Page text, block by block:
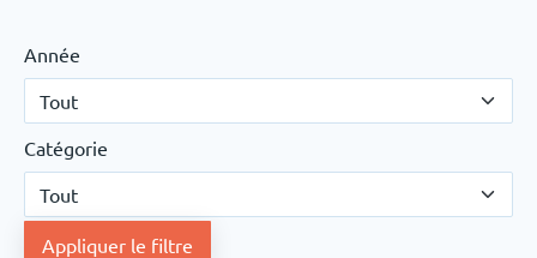
Année
Catégorie
Appliquer le filtre